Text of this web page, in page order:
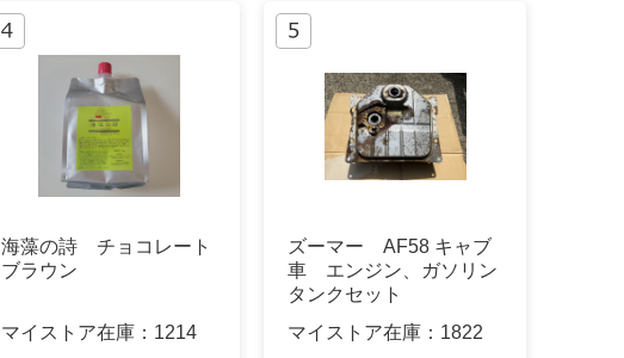
海藻の詩 チョコレート
ブラウン
マイストア在庫： 1214
ズーマー AF58 キャブ
車 エンジン、ガソリン
タンクセット
マイストア在庫： 1822